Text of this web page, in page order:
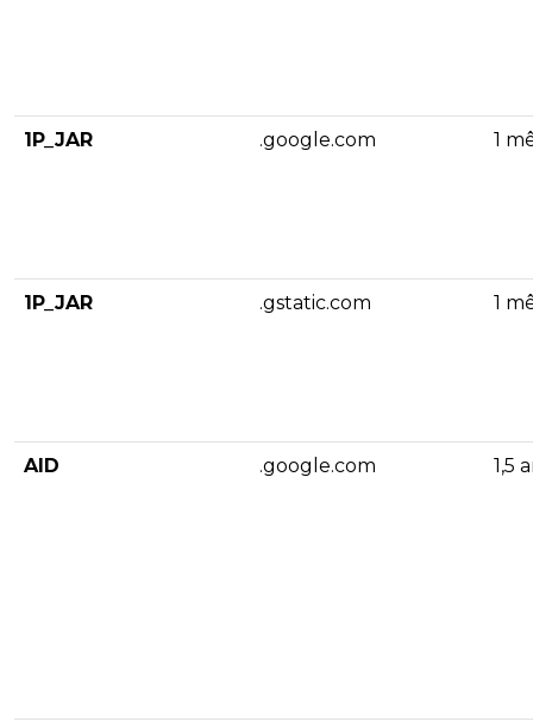
1P_JAR .google.com 1
1P_JAR .gstatic.com 1
AID .google.com 1,5